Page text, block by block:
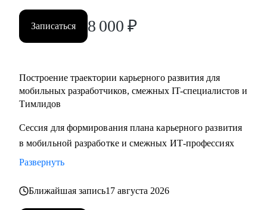
менеджерам
• Тестировщикам, аналитикам, Data-инженерам, backend- и
frontend-разработчикам
Записаться 8 000 ₽
Построение траектории карьерного развития для
мобильных разработчиков, смежных IT-специалистов и
Тимлидов
Сессия для формирования плана карьерного развития
в мобильной разработке и смежных ИТ-профессиях
Развернуть
Ближайшая запись17 августа 2026